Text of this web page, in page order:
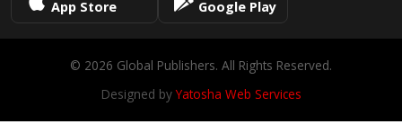
App Store Google Play
© 2026 Global Publishers. All Rights Reserved.
Designed byYatosha Web Services